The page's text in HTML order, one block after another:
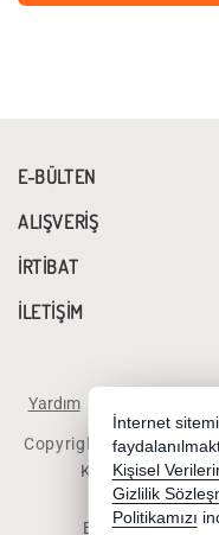
E-BÜLTEN
ALIŞVERİŞ
İRTİBAT
İLETİŞİM
Yardım
Copyright 2026
Kredi kartı
Bu site
İnternet
Kişisel
Gizlilik
Politikamızı